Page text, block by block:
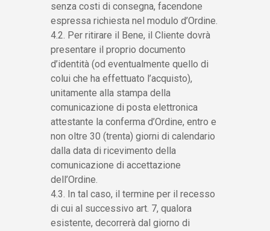
senza costi di consegna, facendone
espressa richiesta nel modulo d’Ordine.
4.2. Per ritirare il Bene, il Cliente dovrà
presentare il proprio documento
d’identità (od eventualmente quello di
colui che ha effettuato l’acquisto),
unitamente alla stampa della
comunicazione di posta elettronica
attestante la conferma d’Ordine, entro e
non oltre 30 (trenta) giorni di calendario
dalla data di ricevimento della
comunicazione di accettazione
dell’Ordine.
4.3. In tal caso, il termine per il recesso
di cui al successivo art. 7, qualora
esistente, decorrerà dal giorno di